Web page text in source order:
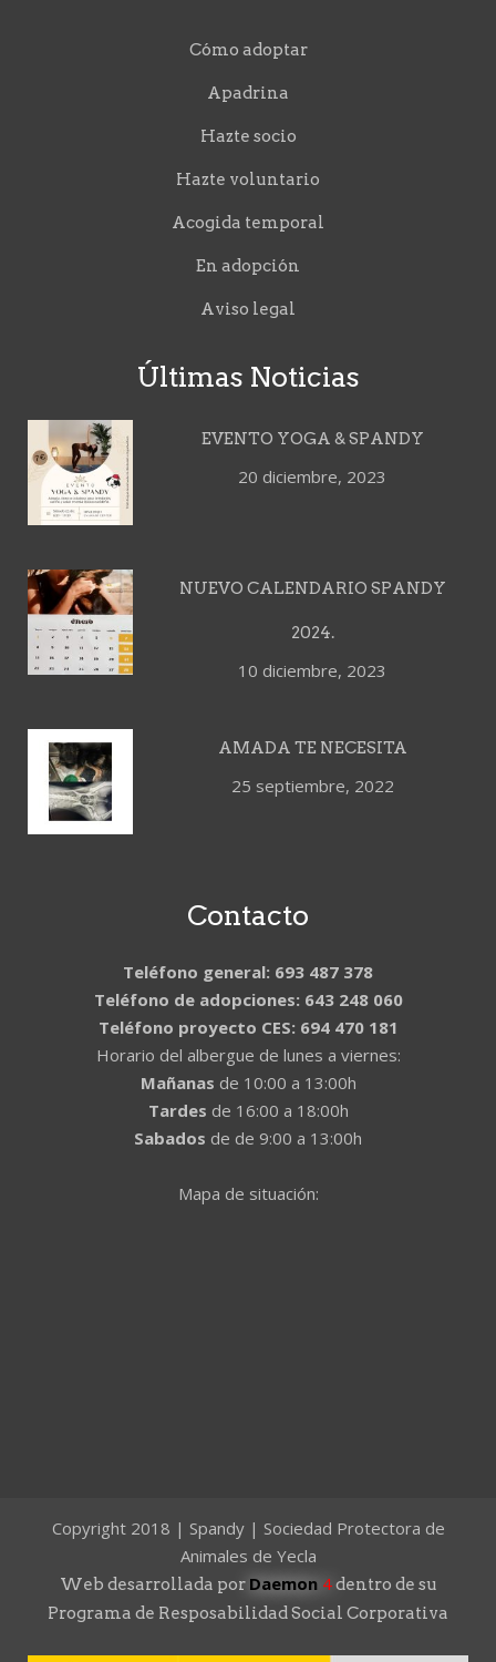
Cómo adoptar
Apadrina
Hazte socio
Hazte voluntario
Acogida temporal
En adopción
Aviso legal
Últimas Noticias
EVENTO YOGA & SPANDY
20 diciembre, 2023
NUEVO CALENDARIO SPANDY
2024.
10 diciembre, 2023
AMADA TE NECESITA
25 septiembre, 2022
Contacto
Teléfono general: 693 487 378
Teléfono de adopciones: 643 248 060
Teléfono proyecto CES: 694 470 181
Horario del albergue de lunes a viernes:
Mañanas de 10:00 a 13:00h
Tardes de 16:00 a 18:00h
Sabados de de 9:00 a 13:00h
Mapa de situación:
Copyright 2018 | Spandy | Sociedad Protectora de
Animales de Yecla
Web desarrollada por Daemon 4dentro de su
Programa de Resposabilidad Social Corporativa